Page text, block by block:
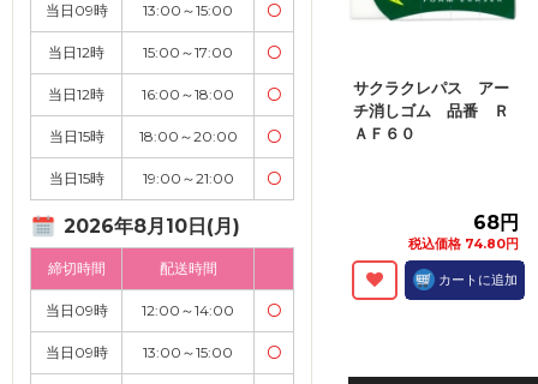
当日09時 13:00～15:00 〇
当日12時 15:00～17:00 〇
当日12時 16:00～18:00 〇
当日15時 18:00～20:00 〇
当日15時 19:00～21:00 〇
2026年8月10日(月)
締切時間 配送時間
当日09時 12:00～14:00 〇
当日09時 13:00～15:00 〇
サクラクレパス アー
チ消しゴム 品番 Ｒ
ＡＦ６０
68円
税込価格 74.80円
カートに追加